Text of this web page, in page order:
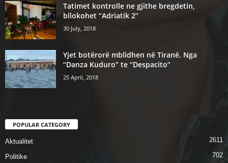
Tatimet kontrolle ne gjithe bregdetin,
bllokohet “Adriatik 2”
30 July, 2018
Yjet botërorë mblidhen në Tiranë. Nga
“Danza Kuduro” te “Despacito”
25 April, 2018
POPULAR CATEGORY
Aktualitet 2611
Politike 702